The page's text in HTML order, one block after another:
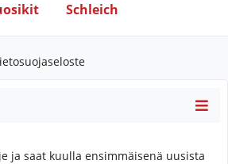
Schleich
ja saat kuulla ensimmäisenä uusista